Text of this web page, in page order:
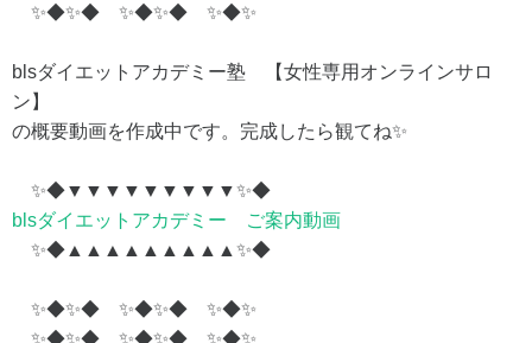
✨◆✨◆ ✨◆✨◆ ✨◆✨
blsダイエットアカデミー塾 【女性専用オンラインサロ
ン】
の概要動画を作成中です。完成したら観てね✨
✨◆▼▼▼▼▼▼▼▼▼✨◆
blsダイエットアカデミー ご案内動画
✨◆▲▲▲▲▲▲▲▲▲✨◆
✨◆✨◆ ✨◆✨◆ ✨◆✨
✨◆✨◆ ✨◆✨◆ ✨◆✨